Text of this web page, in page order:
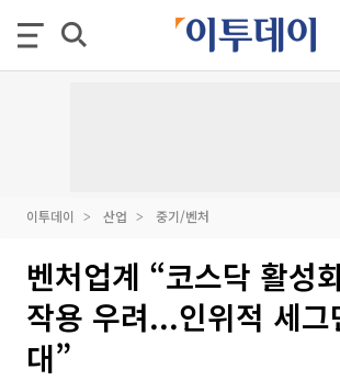
이투데이 산업 중기/벤처
벤처업계 “코스닥 활성
작용 우려...인위적 세그
대”